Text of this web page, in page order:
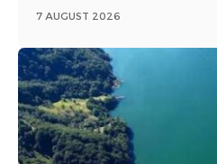
7 AUGUST 2026